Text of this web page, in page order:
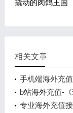
撬动的肉鸽王国
相关文章
手机端海外充
b站海外充值-
动的肉鸽王国
专业海外充值